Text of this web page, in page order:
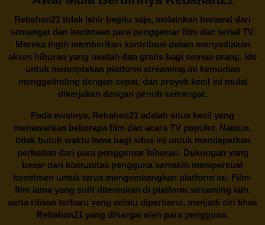
Rebahan21 tidak lahir begitu saja, melainkan berawal dari
semangat dan kecintaan para penggemar film dan serial TV.
Mereka ingin memberikan kontribusi dalam menyediakan
akses hiburan yang mudah dan gratis bagi semua orang. Ide
untuk menciptakan platform streaming ini kemudian
menggelinding dengan cepat, dan proyek kecil ini mulai
dikerjakan dengan penuh semangat.
Pada awalnya, Rebahan21 adalah situs kecil yang
menawarkan beberapa film dan acara TV populer. Namun,
tidak butuh waktu lama bagi situs ini untuk mendapatkan
perhatian dari para penggemar hiburan. Dukungan yang
besar dari komunitas pengguna semakin memperkuat
komitmen untuk terus mengembangkan platform ini. Film-
film lama yang sulit ditemukan di platform streaming lain,
serta rilisan terbaru yang selalu diperbarui, menjadi ciri khas
Rebahan21 yang dihargai oleh para pengguna.